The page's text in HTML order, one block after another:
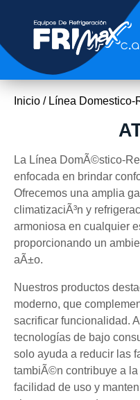
Inicio / Línea Domestico-
La Línea DomÃ©stico-
enfocada en brindar
Ofrecemos una amplia
climatizaciÃ³n y
armoniosa en cualquier
proporcionando un
aÃ±o.
Nuestros productos
moderno, que
sacrificar funcionalidad.
tecnologías de bajo
solo ayuda a reducir las
tambiÃ©n contribuye a
facilidad de uso y